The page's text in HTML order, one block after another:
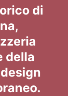
di
della